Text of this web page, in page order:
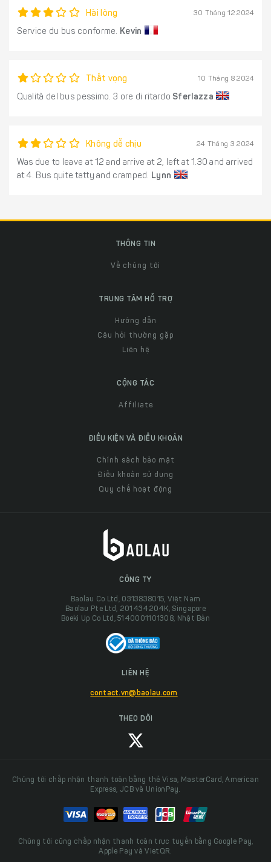
Hài lòng 30 Tháng 12 2024
Service du bus conforme. Kevin
Thất vọng 10 Tháng 8 2024
Qualità del bus pessimo. 3 ore di ritardo Sferlazza
Không dễ chịu 24 Tháng 3 2024
Was due to leave at 12 and arrive at 2, left at 1.30 and arrived
at 4. Bus quite tatty and cramped. Lynn
THÔNG TIN
Về chúng tôi
TRUNG TÂM HỖ TRỢ
Hướng dẫn
Câu hỏi thường gặp
Liên hệ
CỘNG TÁC
Affiliate
ĐIỀU KIỆN VÀ ĐIỀU KHOẢN
Chính sách bảo mật
Điều khoản sử dụng
Quy chế hoạt động
CÔNG TY
Baolau Co Ltd, 0313838015, Việt Nam
Baolau Pte Ltd, 201434204K, Singapore
Boeki Up Co Ltd, 5140001101308, Nhật Bản
LIÊN HỆ
contact.vn@baolau.com
THEO DÕI
Chúng tôi chấp nhận thanh toán bằng thẻ Visa, MasterCard, American
Express, JCB và UnionPay.
Chúng tôi cũng chấp nhận thanh toán trực tuyến bằng Google Pay,
Apple Pay và VietQR.